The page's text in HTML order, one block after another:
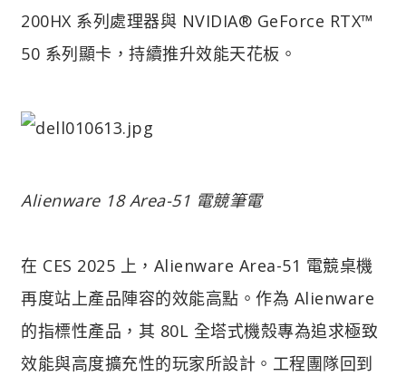
200HX 系列處理器與 NVIDIA® GeForce RTX™
50 系列顯卡，持續推升效能天花板。
Alienware 18 Area-51 電競筆電
在 CES 2025 上，Alienware Area-51 電競桌機
再度站上產品陣容的效能高點。作為 Alienware
的指標性產品，其 80L 全塔式機殼專為追求極致
效能與高度擴充性的玩家所設計。工程團隊回到